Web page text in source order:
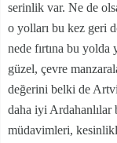
serinlik var. Ne de
o yolları bu kez geri
nede fırtına bu yolda
güzel, çevre
değerini belki de
daha iyi Ardahanlılar
müdavimleri,